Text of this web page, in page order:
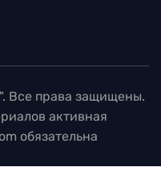
Все права защищены.
активная
обязательна